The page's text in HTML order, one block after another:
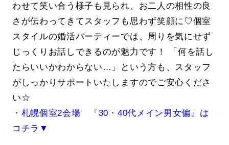
わせて笑い合う様子も見られ、お二人の相性の良
さが伝わってきてスタッフも思わず笑顔に♡個室
スタイルの婚活パーティーでは、周りを気にせず
じっくりお話しできるのが魅力です！ 「何を話し
たらいいかわからない…」という方も、スタッフ
がしっかりサポートいたしますのでご安心くださ
い☆
・札幌個室2会場 『30・40代メイン男女偏』は
コチラ▼